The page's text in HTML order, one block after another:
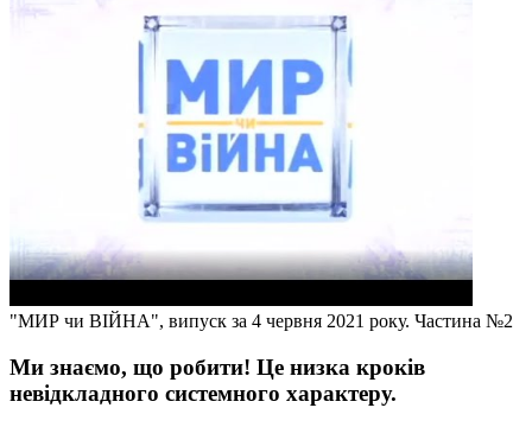
"МИР чи ВІЙНА", випуск за 4 червня 2021 року. Частина №2
Ми знаємо, що робити! Це низка кроків
невідкладного системного характеру.